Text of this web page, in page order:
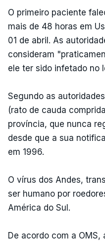
O primeiro paciente
mais de 48 horas em
01 de abril. As
consideram
ele ter sido infetado no
Segundo as
(rato de cauda
província, que nunca
desde que a sua
em 1996.
O vírus dos Andes,
ser humano por
América do Sul.
De acordo com a